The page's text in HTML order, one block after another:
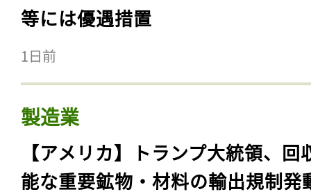
等には優遇措置
1日前
製造業
【アメリカ】トランプ大統領、回
能な重要鉱物・材料の輸出規制発